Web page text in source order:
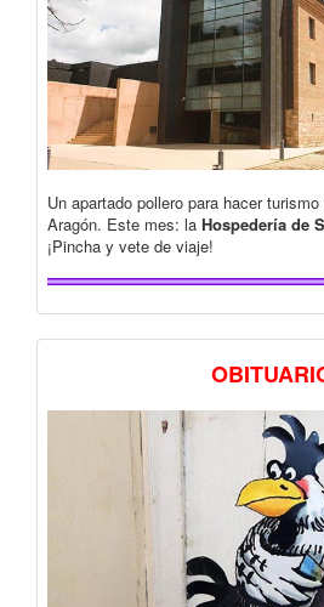
Un apartado pollero para hacer
Aragón. Este mes: la Hospedería de
¡Pincha y vete de viaje!